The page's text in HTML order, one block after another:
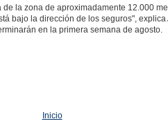
la zona de aproximadamente 12.000
bajo la dirección de los seguros",
en la primera semana de agosto.
Inicio